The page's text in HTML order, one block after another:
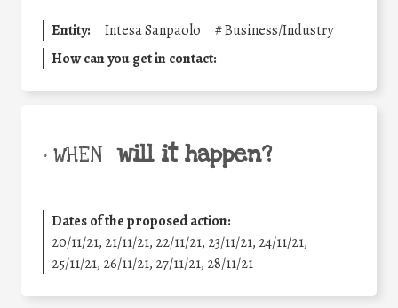
Entity: Intesa Sanpaolo #Business/Industry
How can you get in contact:
• WHEN will it happen?
Dates of the proposed action:
20/11/21, 21/11/21, 22/11/21, 23/11/21, 24/11/21,
25/11/21, 26/11/21, 27/11/21, 28/11/21